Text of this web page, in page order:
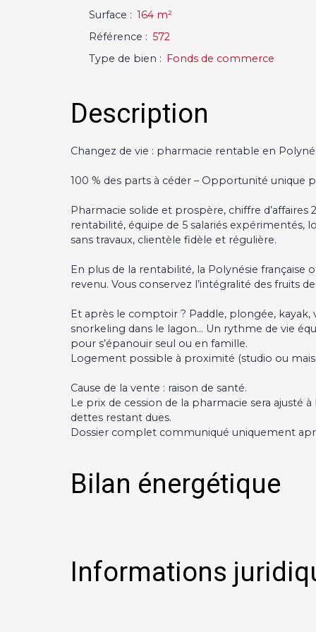
Surface : 164 m²
Référence : 572
Type de bien : Fonds de commerce
Description
Changez de vie : pharmacie rentable en
100 % des parts à céder – Opportunité unique
Pharmacie solide et prospère, chiffre d’affaires
rentabilité, équipe de 5 salariés expérimentés,
sans travaux, clientèle fidèle et régulière.
En plus de la rentabilité, la Polynésie française
revenu. Vous conservez l’intégralité des fruits
Et après le comptoir ? Paddle, plongée,
snorkeling dans le lagon… Un rythme de vie
pour s’épanouir seul ou en famille.
Logement possible à proximité (studio ou
Cause de la vente : raison de santé.
Le prix de cession de la pharmacie sera ajusté
dettes restant dues.
Dossier complet communiqué uniquement
Bilan énergétique
Informations